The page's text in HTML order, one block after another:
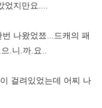
지만요....
나왔었쬬...드캐의 패
.니.까.요..
걸려있었는데 어찌 나